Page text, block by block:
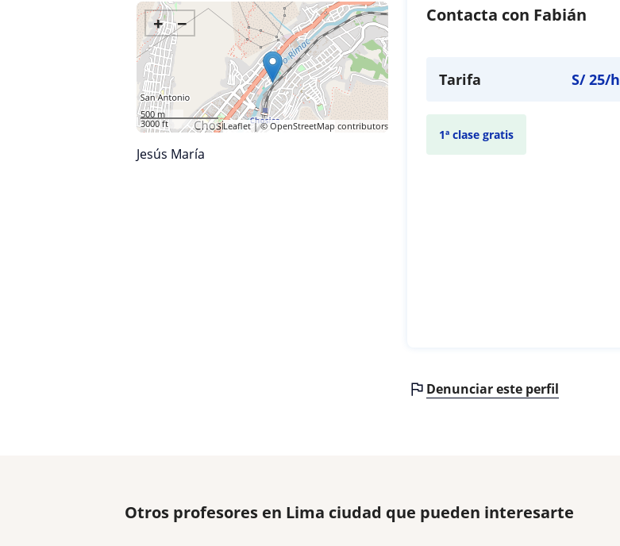
+ −
500 m
3000 ft
Leaflet| ©OpenStreetMap contributors
Jesús María
Contacta con Fabián
Tarifa S/25/h
1ª clase gratis
Denunciar este perfil
Otros profesores en Lima ciudad que pueden interesarte